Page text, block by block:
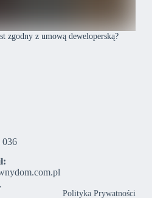
zgodny z umową deweloperską?
036
Polityka Prywatności